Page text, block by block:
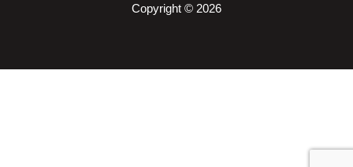
Copyright © 2026